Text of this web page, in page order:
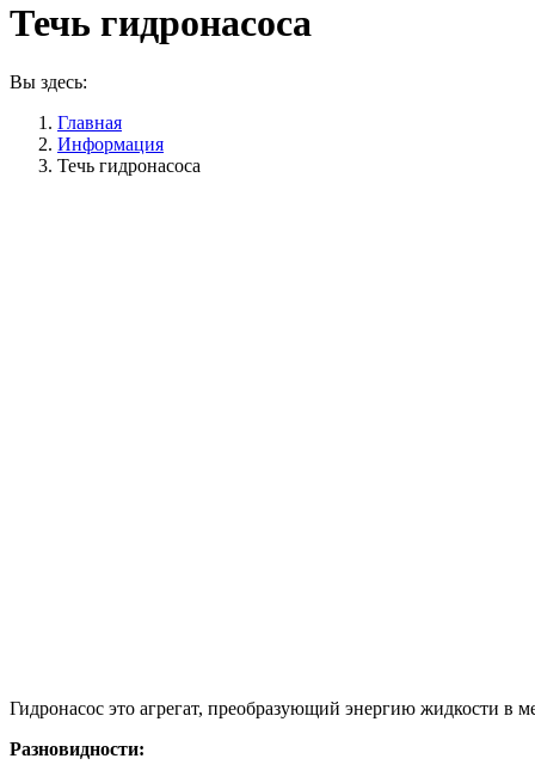
Течь гидронасоса
Вы здесь:
Главная
Информация
Течь гидронасоса
Гидронасос это агрегат, преобразующий энергию жидкости в
Разновидности: